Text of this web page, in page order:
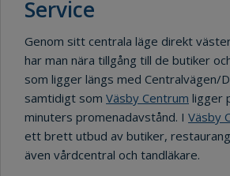
Service
Genom sitt centrala läge direkt
har man nära tillgång till de butiker
som ligger längs med Centralvägen/
samtidigt som Väsby Centrum ligger
minuters promenadavstånd. I Väsby
ett brett utbud av butiker,
även vårdcentral och tandläkare.